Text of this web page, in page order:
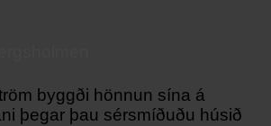
byggði hönnun sína á
þegar þau sérsmíðuðu húsið